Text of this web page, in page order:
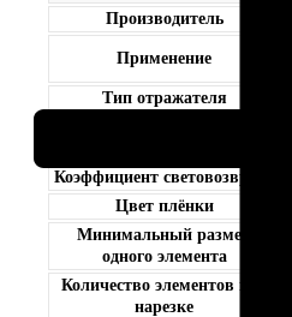
Производитель
Применение
Тип отражателя
Коэффициент световозврата
Цвет плёнки
Минимальный размер
одного элемента
Количество элементов при
нарезке